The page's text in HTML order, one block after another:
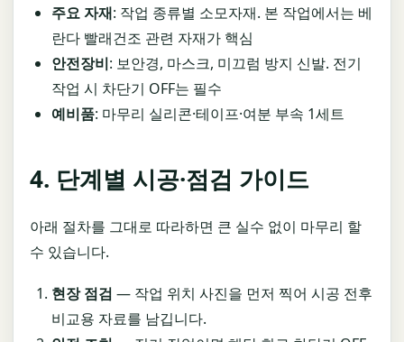
주요 자재: 작업 종류별 소모자재. 본 작업에서는 베
란다 빨래건조 관련 자재가 핵심
안전장비: 보안경, 마스크, 미끄럼 방지 신발. 전기
작업 시 차단기 OFF는 필수
예비품: 마무리 실리콘·테이프·여분 부속 1세트
4. 단계별 시공·점검 가이드
아래 절차를 그대로 따라하면 큰 실수 없이 마무리 할
수 있습니다.
현장 점검 — 작업 위치 사진을 먼저 찍어 시공 전후
비교용 자료를 남깁니다.